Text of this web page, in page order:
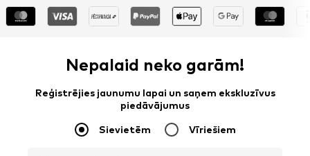
Nepalaid neko garām!
Reģistrējies jaunumu lapai un saņem ekskluzīvus
piedāvājumus
Sievietēm Vīriešiem